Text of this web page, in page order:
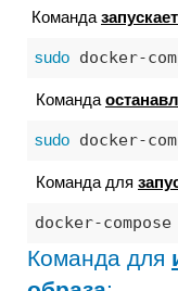
Команда
sudo docker-
Команда
sudo docker-
Команда для
docker-
Команда для